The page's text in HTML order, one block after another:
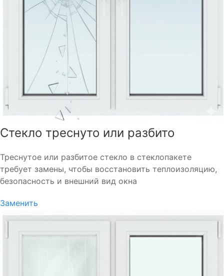
Стекло треснуто или разбито
Треснутое или разбитое стекло в стеклопакете
требует замены, чтобы восстановить теплоизоляцию,
безопасность и внешний вид окна
Заменить